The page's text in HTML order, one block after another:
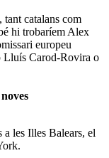
catalans com
hi trobaríem Alex
europeu
Lluís Carod-Rovira o
les Illes Balears, el